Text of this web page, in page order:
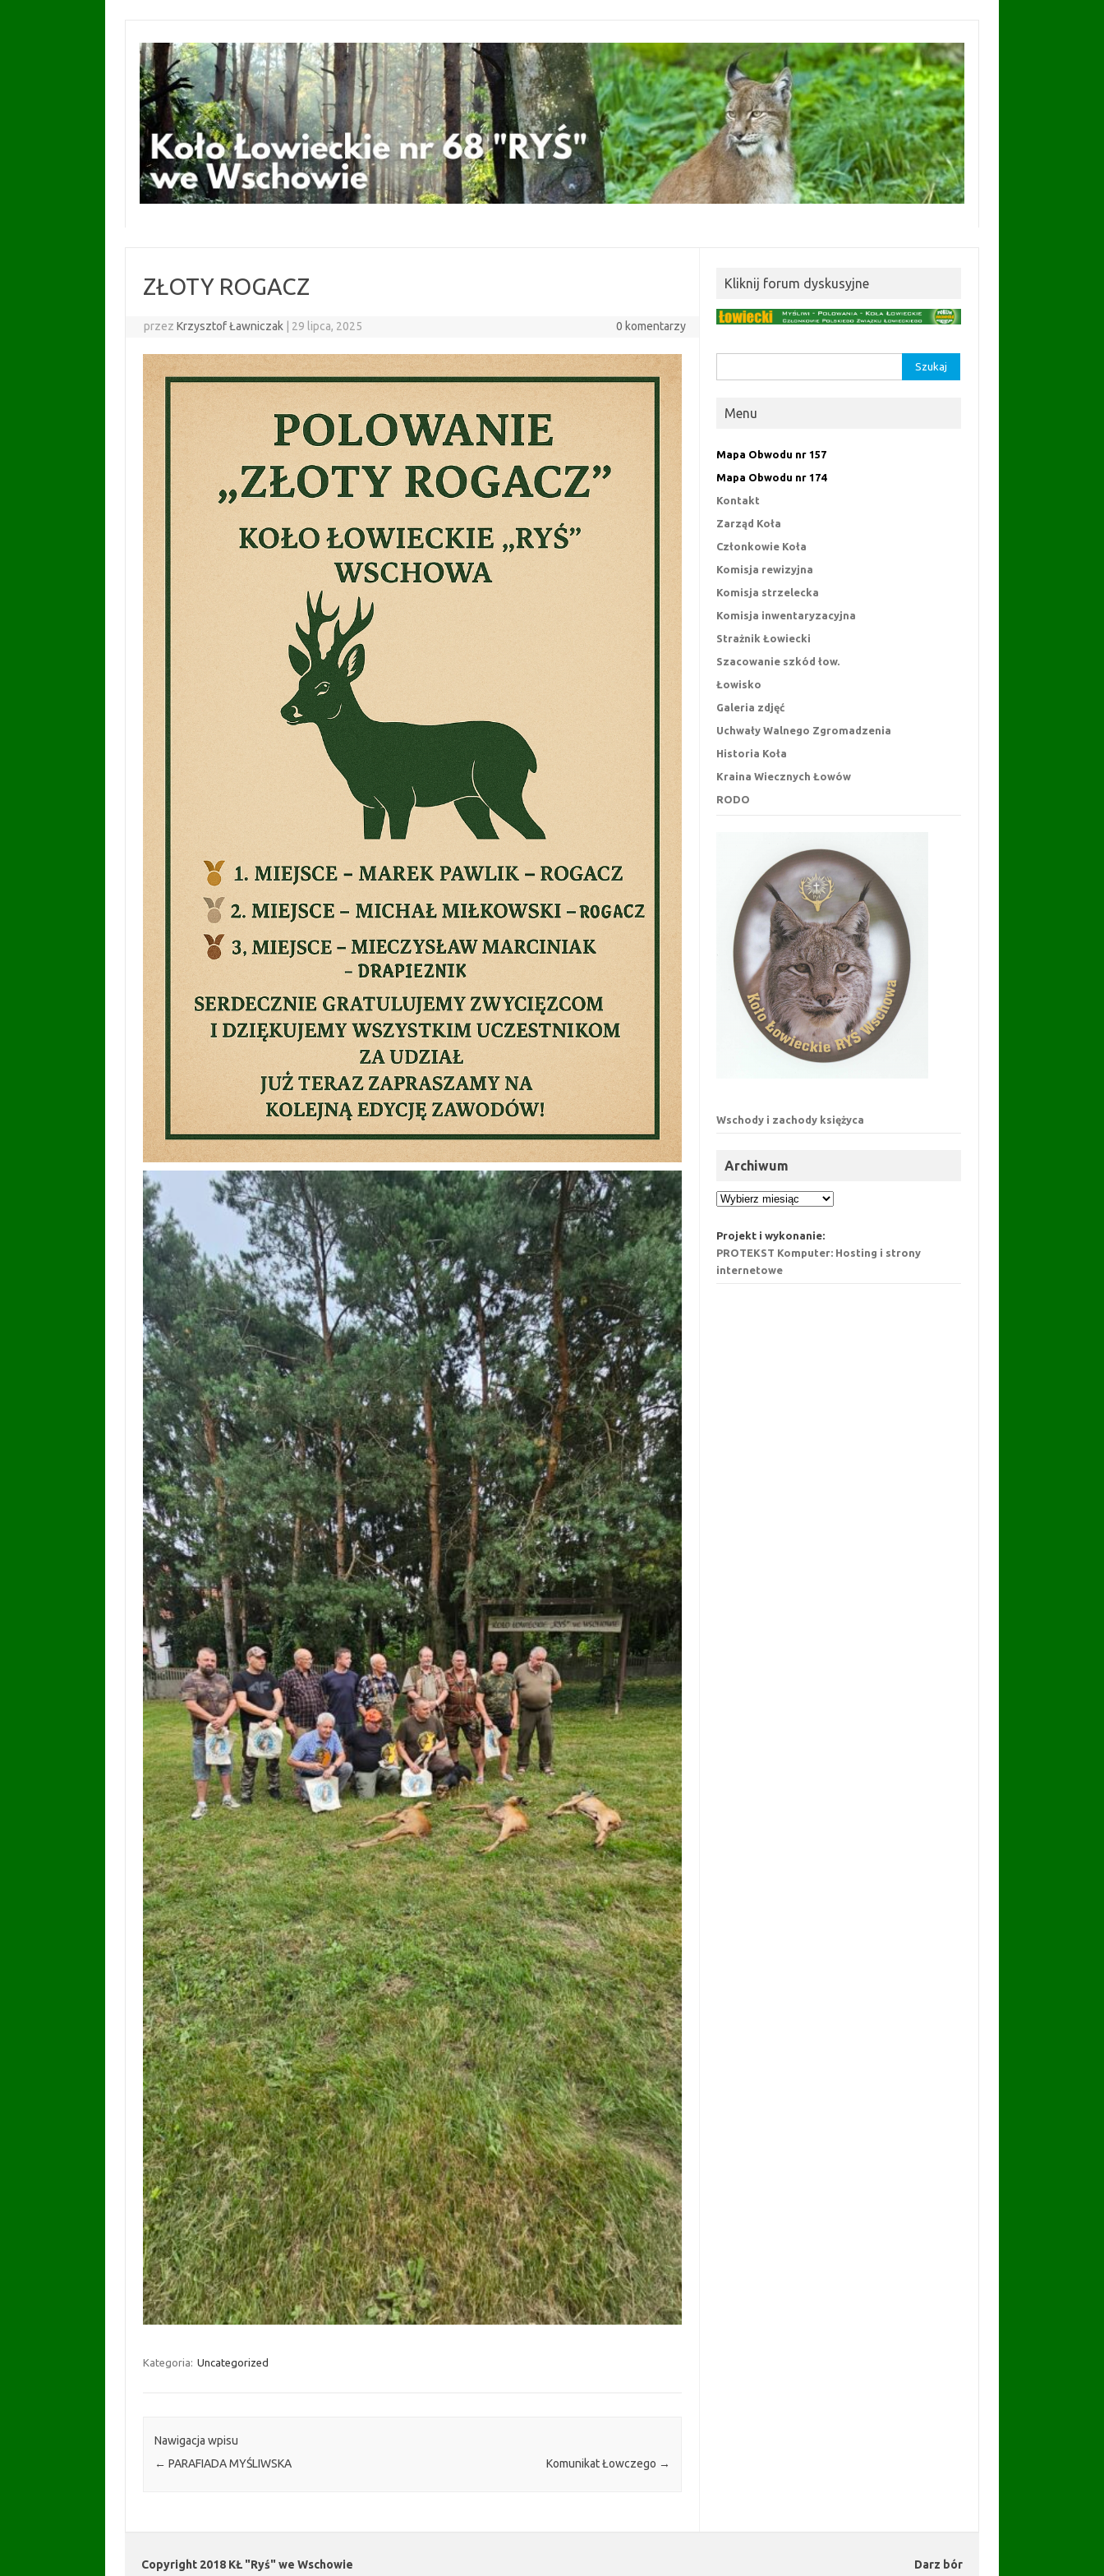
treści
ZŁOTY ROGACZ
przezKrzysztof Ławniczak 29 lipca, 2025 0 komentarzy
Kategoria: Uncategorized
Nawigacja wpisu
← PARAFIADA MYŚLIWSKA Komunikat Łowczego →
Kliknij forum dyskusyjne
Menu
Mapa Obwodu nr 157
Mapa Obwodu nr 174
Kontakt
Zarząd Koła
Członkowie Koła
Komisja rewizyjna
Komisja strzelecka
Komisja inwentaryzacyjna
Strażnik Łowiecki
Szacowanie szkód łow.
Łowisko
Galeria zdjęć
Uchwały Walnego Zgromadzenia
Historia Koła
Kraina Wiecznych Łowów
RODO
Wschody i zachody księżyca
Archiwum
Archiwum
Projekt i wykonanie:
PROTEKST Komputer: Hosting i strony
internetowe
Copyright 2018 KŁ "Ryś" we Wschowie Darz bór